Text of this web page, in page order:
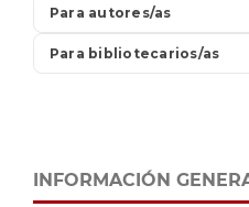
INFORMACIÓN